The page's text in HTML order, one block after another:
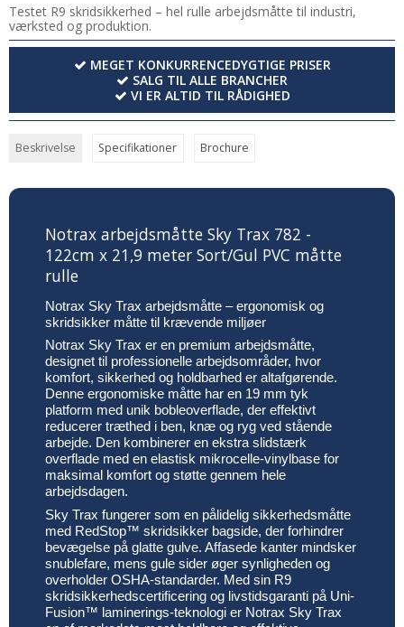
Testet R9 skridsikkerhed – hel rulle arbejdsmåtte til industri,
værksted og produktion.
MEGET KONKURRENCEDYGTIGE PRISER
SALG TIL ALLE BRANCHER
VI ER ALTID TIL RÅDIGHED
Beskrivelse Specifikationer Brochure
Notrax arbejdsmåtte Sky Trax 782 -
122cm x 21,9 meter Sort/Gul PVC måtte
rulle
Notrax Sky Trax arbejdsmåtte – ergonomisk og
skridsikker måtte til krævende miljøer
Notrax Sky Trax er en premium arbejdsmåtte,
designet til professionelle arbejdsområder, hvor
komfort, sikkerhed og holdbarhed er altafgørende.
Denne ergonomiske måtte har en 19 mm tyk
platform med unik bobleoverflade, der effektivt
reducerer træthed i ben, knæ og ryg ved stående
arbejde. Den kombinerer en ekstra slidstærk
overflade med en elastisk mikrocelle-vinylbase for
maksimal komfort og støtte gennem hele
arbejdsdagen.
Sky Trax fungerer som en pålidelig sikkerhedsmåtte
med RedStop™ skridsikker bagside, der forhindrer
bevægelse på glatte gulve. Affasede kanter mindsker
snublefare, mens gule sider øger synligheden og
overholder OSHA-standarder. Med sin R9
skridsikkerhedscertificering og livstidsgaranti på Uni-
Fusion™ laminerings-teknologi er Notrax Sky Trax